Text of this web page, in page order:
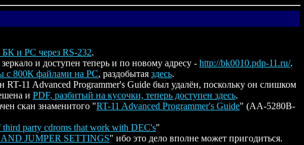
и PC через RS-232.
и доступен теперь и по новому адресу - http://bk0010.pdp-11.ru/.
с 800К файлами на PC, раздобытая здесь.
11 Advanced Programmer's Guide был удалён, поскольку он слишком
и PDF, разбитый на кусочки, теперь доступен здесь.
скан знаменитого "RT-11 Advanced Programmer's Guide" (AA-5280B-
third party cdroms that work with DEC's"
JUMPER SETTINGS" ибо это дело вполне может пригодиться.